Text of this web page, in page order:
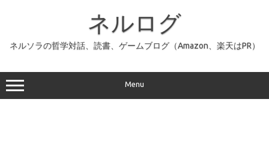
ッ
プ
ネルログ
ネルソラの哲学対話、読書、ゲームブログ（Amazon、楽天はPR）
Menu